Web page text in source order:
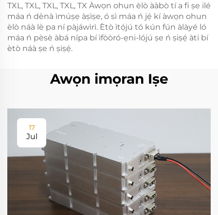
TXL, TXL, TXL, TXL, TX Àwọn ohun èlò ààbò tí a fi ṣe ilé
máa ń dènà ìmúṣẹ àṣìṣe, ó sì máa ń jẹ́ kí àwọn ohun
èlò náà lè pa ní pàjáwìrì. Ètò ìtọ́jú tó kún fún àlàyé ló
máa ń pèsè àbá nípa bí ìfòòró-ẹni-lójú ṣe ń ṣiṣẹ́ àti bí
ètò náà ṣe ń ṣiṣẹ́.
Awọn imọran Iṣe
17
Jul